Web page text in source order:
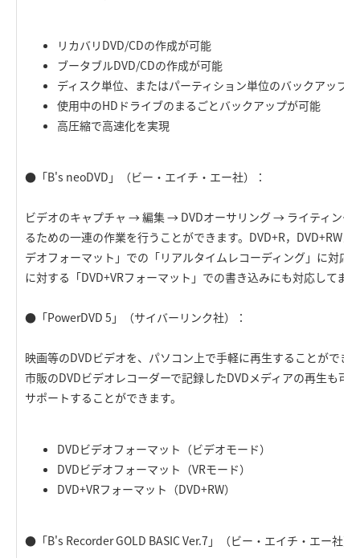
リカバリDVD/CDの作成が可能
ブータブルDVD/CDの作成が可能
ディスク単位、またはパーティション単位のバックアップ
使用中のHDドライブのまるごとバックアップが可能
高圧縮で高速化を実現
●「B's neoDVD」（ビー・エイチ・エー社）：
ビデオのキャプチャ → 編集 → DVDオーサリング → ライティング
るための一連の作業を行うことができます。DVD+R，DVD+RW
デオフォーマット」での「リアルタイムレコーディング」に対応
に対する「DVD+VRフォーマット」での書き込みにも対応してま
●「PowerDVD 5」（サイバーリンク社）：
映画等のDVDビデオを、パソコン上で手軽に再生することができ
市販のDVDビデオレコーダーで記録したDVDメディアの再生も可
サポートすることができます。
DVDビデオフォーマット（ビデオモード）
DVDビデオフォーマット（VRモード）
DVD+VRフォーマット（DVD+RW）
●「B's Recorder GOLD BASIC Ver.7」（ビー・エイチ・エー社）